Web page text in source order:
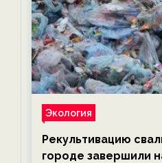
Экология
Рекультивацию
городе завершили